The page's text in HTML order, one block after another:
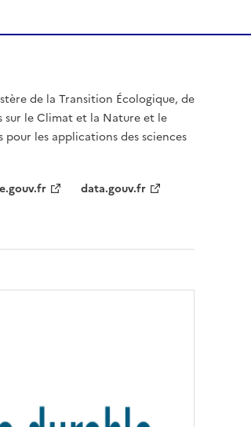
de la Transition Écologique, de
sur le Climat et la Nature et le
pour les applications des sciences
data.gouv.fr